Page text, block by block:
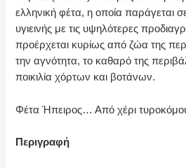
ελληνική φέτα, η οποία παράγεται
υγιεινής με τις υψηλότερες
προέρχεται κυρίως από ζώα της
την αγνότητα, το καθαρό της
ποικιλία χόρτων και βοτάνων.
Φέτα Ήπειρος… Από χέρι
Περιγραφή